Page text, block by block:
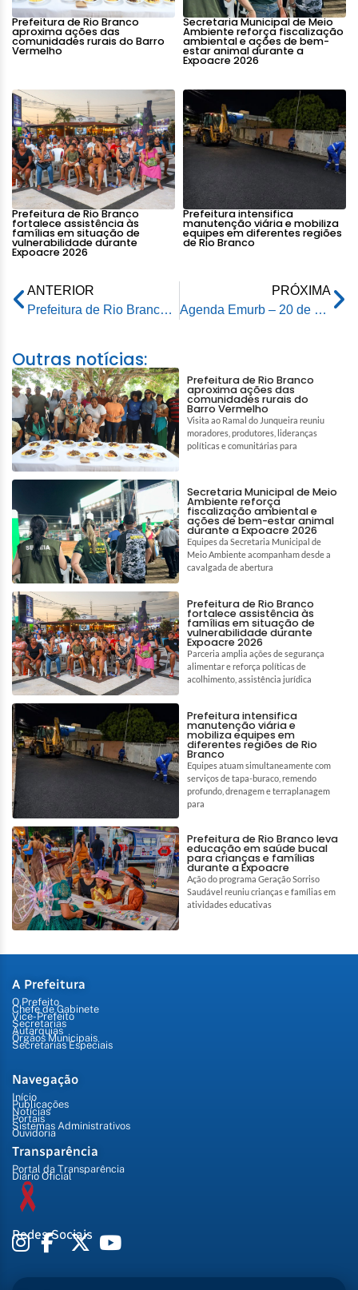
Prefeitura de Rio Branco
aproxima ações das
comunidades rurais do Barro
Vermelho
Secretaria Municipal de Meio
Ambiente reforça fiscalização
ambiental e ações de bem-
estar animal durante a
Expoacre 2026
Prefeitura de Rio Branco
fortalece assistência às
famílias em situação de
vulnerabilidade durante
Expoacre 2026
Prefeitura intensifica
manutenção viária e mobiliza
equipes em diferentes regiões
de Rio Branco
ANTERIOR
Prefeitura de Rio Branco intensifica acompanhamento de obras estratégicas que impulsionam o desenvolvimento urbano e rural
PRÓXIMA
Agenda Emurb – 20 de março de 2026
Outras notícias:
Prefeitura de Rio Branco
aproxima ações das
comunidades rurais do
Barro Vermelho
Visita ao Ramal do Junqueira reuniu
moradores, produtores, lideranças
políticas e comunitárias para
Secretaria Municipal de Meio
Ambiente reforça
fiscalização ambiental e
ações de bem-estar animal
durante a Expoacre 2026
Equipes da Secretaria Municipal de
Meio Ambiente acompanham desde a
cavalgada de abertura
Prefeitura de Rio Branco
fortalece assistência às
famílias em situação de
vulnerabilidade durante
Expoacre 2026
Parceria amplia ações de segurança
alimentar e reforça políticas de
acolhimento, assistência jurídica
Prefeitura intensifica
manutenção viária e
mobiliza equipes em
diferentes regiões de Rio
Branco
Equipes atuam simultaneamente com
serviços de tapa-buraco, remendo
profundo, drenagem e terraplanagem
para
Prefeitura de Rio Branco leva
educação em saúde bucal
para crianças e famílias
durante a Expoacre
Ação do programa Geração Sorriso
Saudável reuniu crianças e famílias em
atividades educativas
A Prefeitura
O Prefeito
Chefe de Gabinete
Vice-Prefeito
Secretarias
Autarquias
Órgãos Municipais
Secretarias Especiais
Navegação
Início
Publicações
Notícias
Portais
Sistemas Administrativos
Ouvidoria
Transparência
Portal da Transparência
Diário Oficial
Redes Sociais